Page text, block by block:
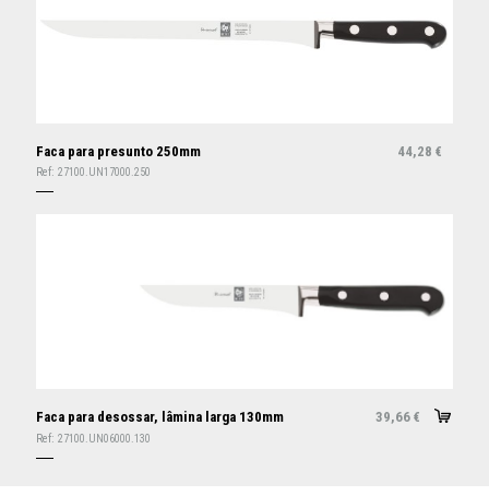
Faca para presunto 250mm 44,28 €
Ref: 27100.UN17000.250
Faca para desossar, lâmina larga 130mm 39,66 €
Ref: 27100.UN06000.130